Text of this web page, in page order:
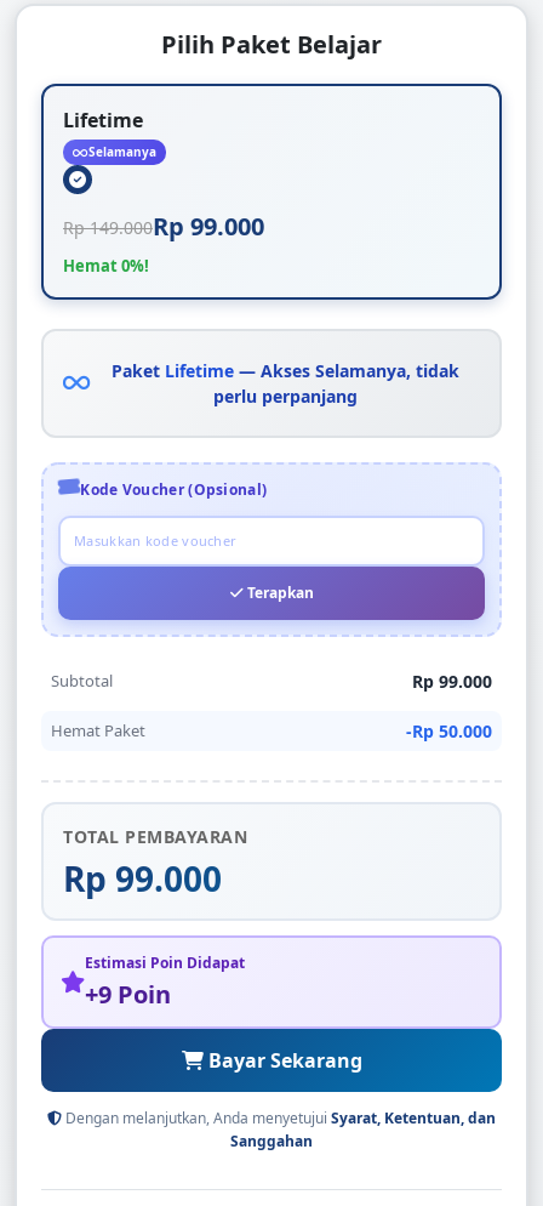
Pilih Paket Belajar
Lifetime
Selamanya
Rp 149.000Rp 99.000
Hemat 0%!
Paket Lifetime — Akses Selamanya, tidak
perlu perpanjang
Kode Voucher (Opsional)
Terapkan
Subtotal Rp 99.000
Hemat Paket -Rp 50.000
TOTAL PEMBAYARAN
Rp 99.000
Estimasi Poin Didapat
+9 Poin
Bayar Sekarang
Dengan melanjutkan, Anda menyetujui Syarat, Ketentuan, dan
Sanggahan